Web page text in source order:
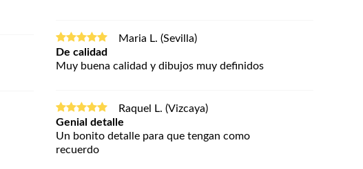
Maria L. (Sevilla)
De calidad
Muy buena calidad y dibujos muy definidos
Raquel L. (Vizcaya)
Genial detalle
Un bonito detalle para que tengan como
recuerdo